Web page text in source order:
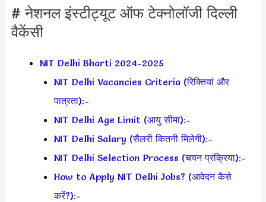
# नेशनल इंस्टीट्यूट ऑफ टेक्नोलॉजी दिल्ली
वैकेंसी
NIT Delhi Bharti 2024-2025
NIT Delhi Vacancies Criteria (रिक्तियां और
पात्रता):-
NIT Delhi Age Limit (आयु सीमा):-
NIT Delhi Salary (सैलरी कितनी मिलेगी):-
NIT Delhi Selection Process (चयन प्रक्रिया):-
How to Apply NIT Delhi Jobs? (आवेदन कैसे
करें?):-